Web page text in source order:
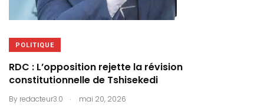
POLITIQUE
RDC : L’opposition rejette la révision
constitutionnelle de Tshisekedi
By redacteur3.0 . mai 20, 2026